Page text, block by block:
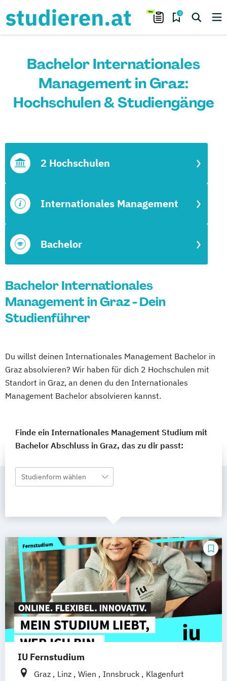
0
Bachelor Internationales
Management in Graz:
Hochschulen & Studiengänge
Bachelor
Internationales Management
2 Hochschulen
Bachelor Internationales
Management in Graz - Dein
Studienführer
Du willst deinen Internationales Management Bachelor in
Graz absolvieren? Wir haben für dich 2 Hochschulen mit
Standort in Graz, an denen du den Internationales
Management Bachelor absolvieren kannst.
Finde ein Internationales Management Studium mit
Bachelor Abschluss in Graz, das zu dir passt:
Studienform wählen
IU Fernstudium
Graz Linz Wien Innsbruck
Klagenfurt